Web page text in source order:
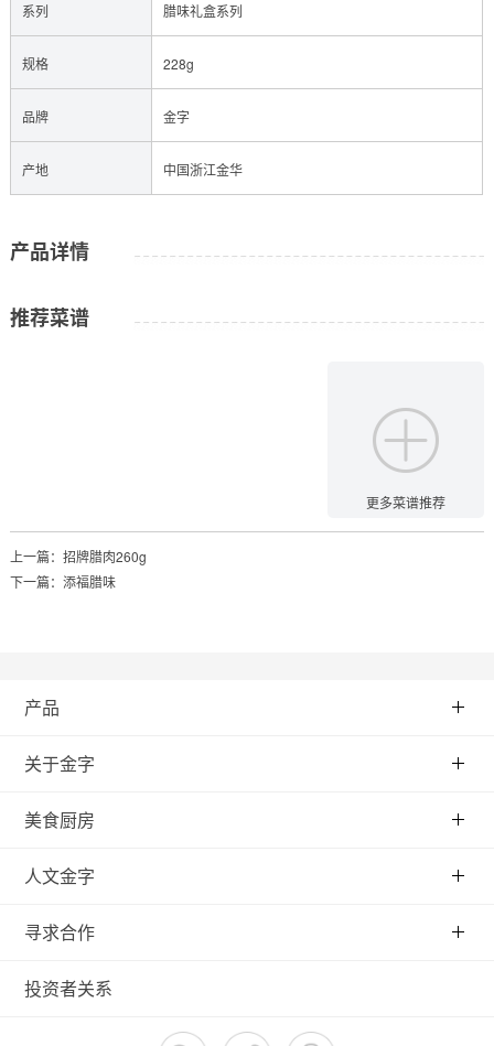
系列 腊味礼盒系列
规格 228g
品牌 金字
产地 中国浙江金华
产品详情
推荐菜谱
更多菜谱推荐
上一篇： 招牌腊肉260g
下一篇： 添福腊味
产品
关于金字
美食厨房
人文金字
寻求合作
投资者关系